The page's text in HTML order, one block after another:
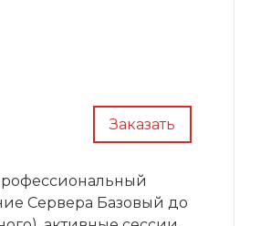
Заказать
Сервера Базовый до